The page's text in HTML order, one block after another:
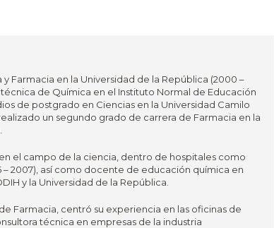
Farmacia en la Universidad de la República (2000 –
de Química en el Instituto Normal de Educación
de postgrado en Ciencias en la Universidad Camilo
un segundo grado de carrera de Farmacia en la
el campo de la ciencia, dentro de hospitales como
2007), así como docente de educación química en
y la Universidad de la República.
Farmacia, centró su experiencia en las oficinas de
técnica en empresas de la industria